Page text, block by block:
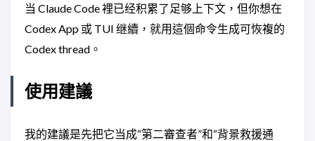
当 Claude Code 裡已经积累了足够上下文，但你想在
Codex App 或 TUI 继續，就用這個命令生成可恢複的
Codex thread。
使用建議
我的建議是先把它当成“第二審查者”和“背景救援通